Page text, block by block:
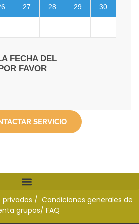
SERVICIO
privados / Condiciones generales de
grupos/ FAQ